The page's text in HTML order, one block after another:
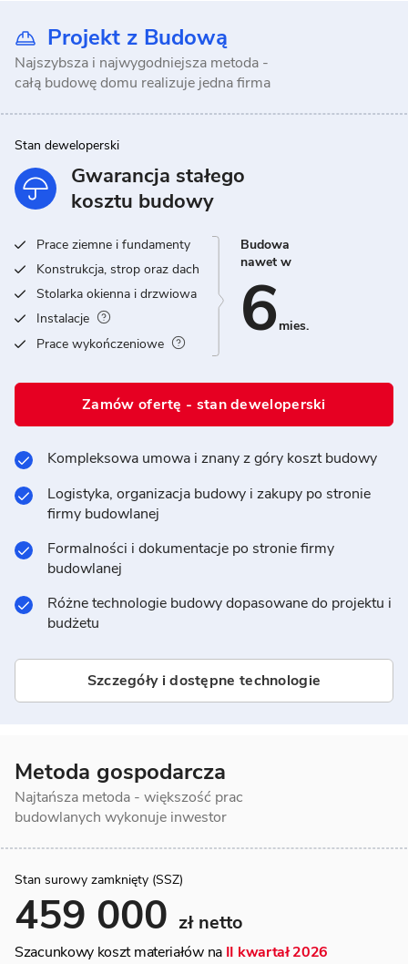
Metoda gospodarcza
Najtańsza metoda - większość prac
budowlanych wykonuje inwestor
Stan surowy zamknięty (SSZ)
459 000 zł netto
Szacunkowy koszt materiałów na II kwartał 2026
Projekt z Budową
Najszybsza i najwygodniejsza metoda -
całą budowę domu realizuje jedna firma
Stan deweloperski
Gwarancja stałego
kosztu budowy
Prace ziemne i fundamenty
Konstrukcja, strop oraz dach
Stolarka okienna i drzwiowa
Instalacje
Prace wykończeniowe
Budowa
nawet w
6 mies.
Zamów ofertę - stan deweloperski
Kompleksowa umowa i znany z góry koszt budowy
Logistyka, organizacja budowy i zakupy po stronie
firmy budowlanej
Formalności i dokumentacje po stronie firmy
budowlanej
Różne technologie budowy dopasowane do projektu i
budżetu
Szczegóły i dostępne technologie